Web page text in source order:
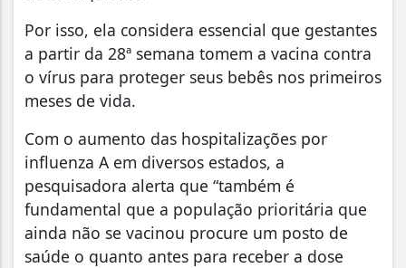
Por isso, ela considera essencial que gestantes
a partir da 28ª semana tomem a vacina contra
o vírus para proteger seus bebês nos primeiros
meses de vida.
Com o aumento das hospitalizações por
influenza A em diversos estados, a
pesquisadora alerta que “também é
fundamental que a população prioritária que
ainda não se vacinou procure um posto de
saúde o quanto antes para receber a dose